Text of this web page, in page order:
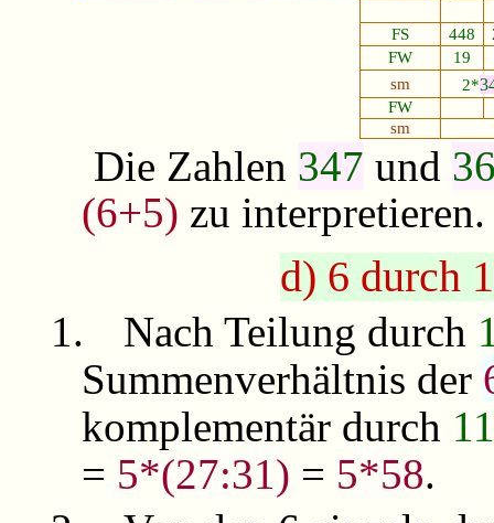
FS 448
FW
19
sm
2*
FW
sm
Die Zahlen 347 und
(6+5) zu interpretieren.
d) 6 durch
1. Nach Teilung durch
Summenverhältnis der
komplementär durch
= 5*(27:31) = 5*58.